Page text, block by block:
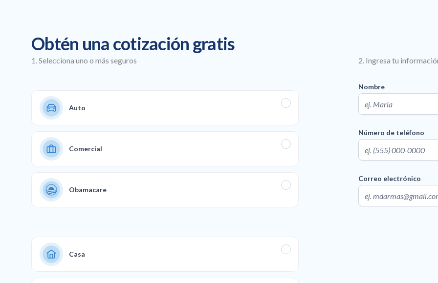
Obtén una cotización gratis
1. Selecciona uno o más seguros
Auto
Comercial
Obamacare
Casa
2. Ingresa tu
Nombre
Número de teléfono
Correo electrónico